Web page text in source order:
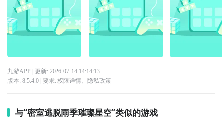
九游APP | 更新: 2026-07-14 14:14:13
版本: 8.5.4.0| 要求: 权限详情、 隐私政策
与“密室逃脱雨季璀璨星空”类似的游戏